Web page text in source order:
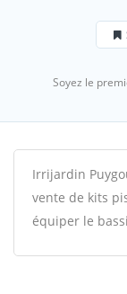
Soyez le
Irrijardin
vente de kits
équiper le